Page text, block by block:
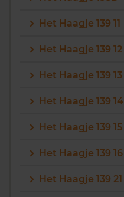
Het Haagje 139 11
Het Haagje 139 12
Het Haagje 139 13
Het Haagje 139 14
Het Haagje 139 15
Het Haagje 139 16
Het Haagje 139 21